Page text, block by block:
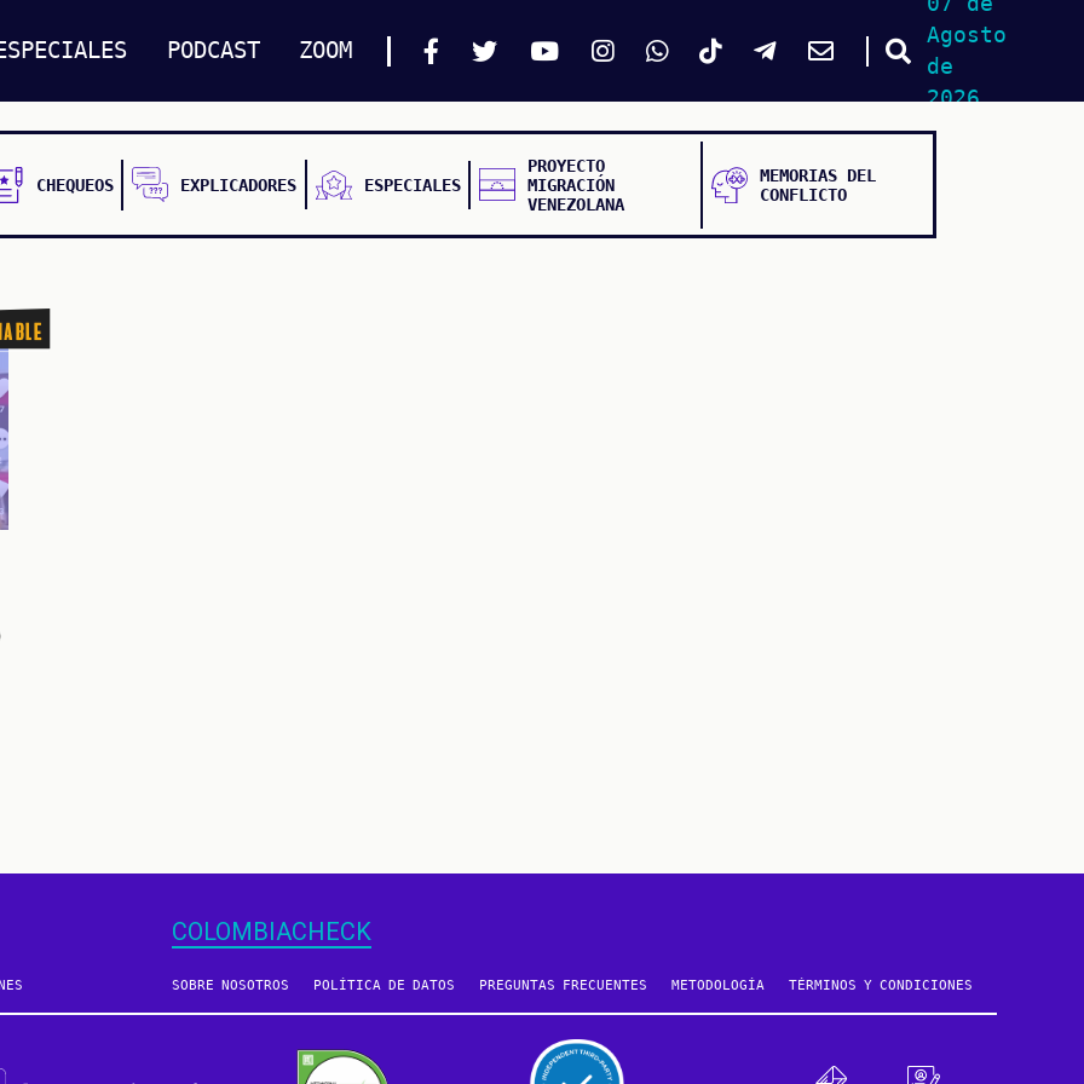
PODCAST ZOOM
Agosto
de
2026
CHEQUEOS EXPLICADORES ESPECIALES
PROYECTO
MIGRACIÓN
VENEZOLANA
MEMORIAS DEL
CONFLICTO
COLOMBIACHECK
SOBRE NOSOTROS POLÍTICA DE DATOS PREGUNTAS FRECUENTES METODOLOGÍA TÉRMINOS Y CONDICIONES